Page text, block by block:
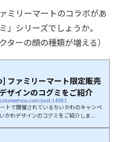
ミリーマートのコラボがあ
」シリーズでしょうか。
ターの顔の種類が増える）
ファミリーマート限定販売
ザインのコグミをご紹介
post-14983
トで開催されているちいかわのキャンペ
かわデザインのコグミをご紹介しま...